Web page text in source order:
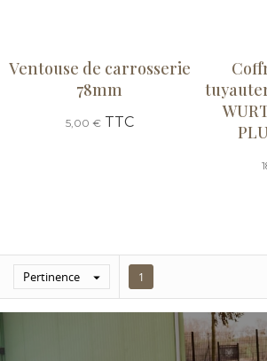
Ventouse de carrosserie
78mm
5,00 €TTC
Pertinence  1